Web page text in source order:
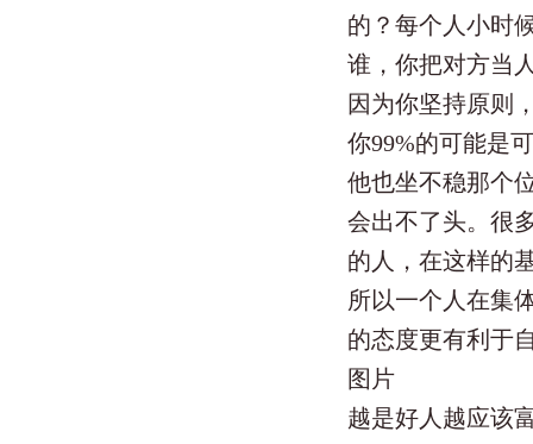
的？每个人小时
谁，你把对方当
因为你坚持原则
你99%的可能是
他也坐不稳那个
会出不了头。很
的人，在这样的
所以一个人在集
的态度更有利于
图片
越是好人越应该